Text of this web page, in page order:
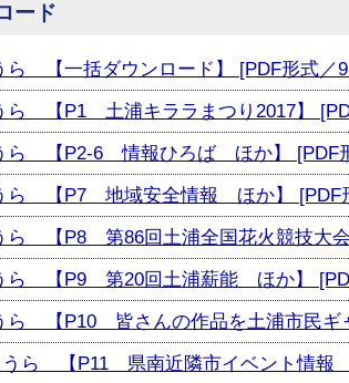
ード
【一括ダウンロード】 [PDF形式／
【P1 土浦キララまつり2017】
ら 【P2-6 情報ひろば ほか】 [PDF
ら 【P7 地域安全情報 ほか】 [PDF
【P8 第86回土浦全国花火競技大会
ら 【P9 第20回土浦薪能 ほか】
【P10 皆さんの作品を土浦市民ギ
ら 【P11 県南近隣市イベント情報